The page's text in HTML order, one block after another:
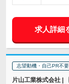
求人詳細
志望動機・自己PR不要
片山工業株式会社 |